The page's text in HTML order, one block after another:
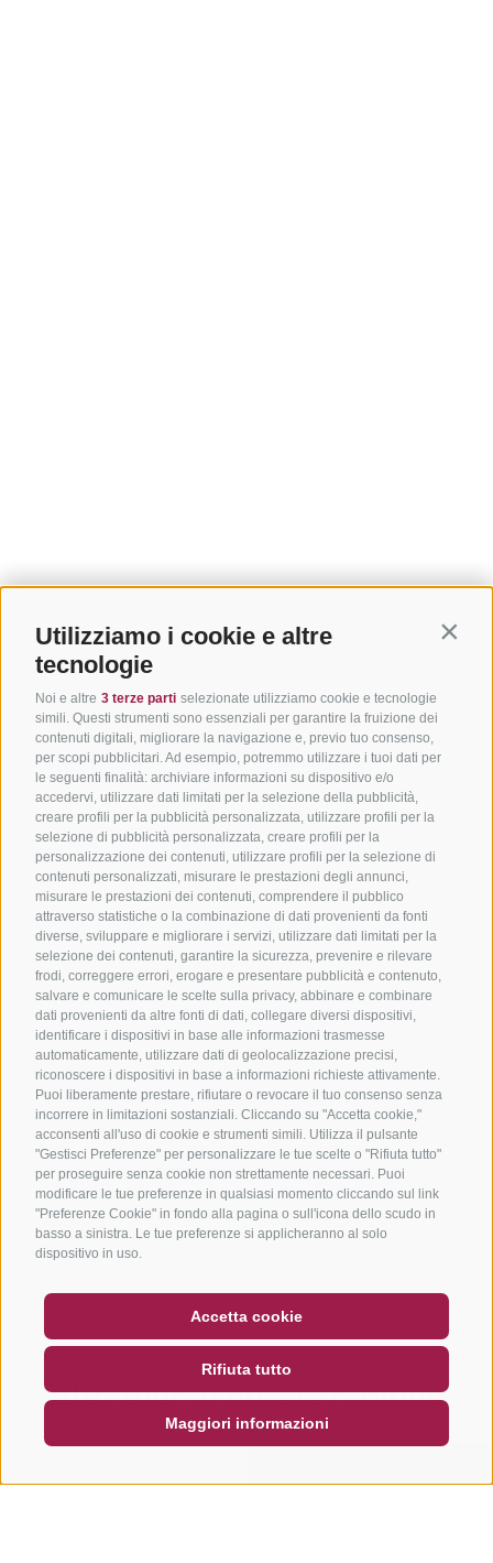
Utilizziamo i cookie e altre
tecnologie
Noi e altre 3 terze parti selezionate utilizziamo cookie e tecnologie
simili. Questi strumenti sono essenziali per garantire la fruizione dei
contenuti digitali, migliorare la navigazione e, previo tuo consenso,
per scopi pubblicitari. Ad esempio, potremmo utilizzare i tuoi dati per
le seguenti finalità: archiviare informazioni su dispositivo e/o
accedervi, utilizzare dati limitati per la selezione della pubblicità,
creare profili per la pubblicità personalizzata, utilizzare profili per la
selezione di pubblicità personalizzata, creare profili per la
personalizzazione dei contenuti, utilizzare profili per la selezione di
contenuti personalizzati, misurare le prestazioni degli annunci,
misurare le prestazioni dei contenuti, comprendere il pubblico
attraverso statistiche o la combinazione di dati provenienti da fonti
diverse, sviluppare e migliorare i servizi, utilizzare dati limitati per la
selezione dei contenuti, garantire la sicurezza, prevenire e rilevare
frodi, correggere errori, erogare e presentare pubblicità e contenuto,
salvare e comunicare le scelte sulla privacy, abbinare e combinare
dati provenienti da altre fonti di dati, collegare diversi dispositivi,
identificare i dispositivi in base alle informazioni trasmesse
automaticamente, utilizzare dati di geolocalizzazione precisi,
riconoscere i dispositivi in base a informazioni richieste attivamente.
Puoi liberamente prestare, rifiutare o revocare il tuo consenso senza
incorrere in limitazioni sostanziali. Cliccando su "Accetta cookie,"
acconsenti all'uso di cookie e strumenti simili. Utilizza il pulsante
"Gestisci Preferenze" per personalizzare le tue scelte o "Rifiuta tutto"
per proseguire senza cookie non strettamente necessari. Puoi
modificare le tue preferenze in qualsiasi momento cliccando sul link
"Preferenze Cookie" in fondo alla pagina o sull'icona dello scudo in
basso a sinistra. Le tue preferenze si applicheranno al solo
dispositivo in uso.
Accetta cookie
Rifiuta tutto
Maggiori informazioni
NEWSLETTER
SOCIAL WALL METEO
Altri tour in questa regione